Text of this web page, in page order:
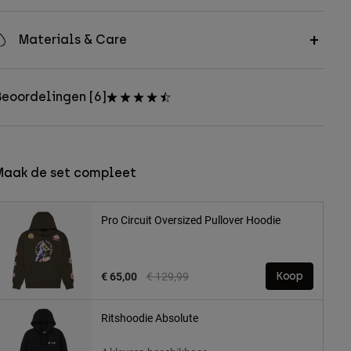
Materials & Care
[6]
de set compleet
Pro Circuit Oversized Pullover Hoodie
Price reduced from
€ 129,99to
€ 65,00 Koop
Ritshoodie Absolute